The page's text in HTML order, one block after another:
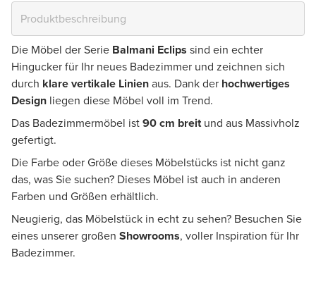
Die Möbel der Serie Balmani Eclips sind ein echter
Hingucker für Ihr neues Badezimmer und zeichnen sich
durch klare vertikale Linienaus. Dank der hochwertiges
Design liegen diese Möbel voll im Trend.
Das Badezimmermöbel ist90 cm breitund aus Massivholz
gefertigt.
Die Farbe oder Größe dieses Möbelstücks ist nicht ganz
das, was Sie suchen? Dieses Möbel ist auch in anderen
Farben und Größen erhältlich.
Neugierig, das Möbelstück in echt zu sehen? Besuchen Sie
eines unserer großen Showrooms, voller Inspiration für Ihr
Badezimmer.